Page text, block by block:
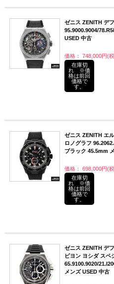
ゼニス ZENITH デ
95.9000.9004/
USED 中古
価格： 748,000円(
在庫切
れ ※価
格は前回
価格で
す。
ゼニス ZENITH エ
ロノグラフ
ブラック 45.5mm
価格： 698,000円(
在庫切
れ ※価
格は前回
価格で
す。
ゼニス ZENITH デ
ビヨン ヨシダ スペ
65.9100.9020/
メンズ USED 中古